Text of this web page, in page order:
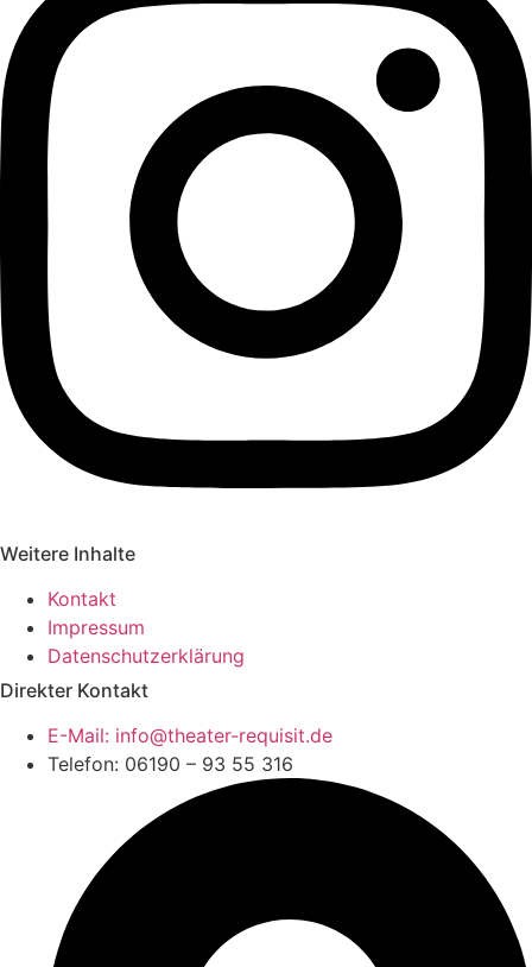
Weitere Inhalte
Kontakt
Impressum
Datenschutzerklärung
Direkter Kontakt
E-Mail: info@theater-requisit.de
Telefon: 06190 – 93 55 316